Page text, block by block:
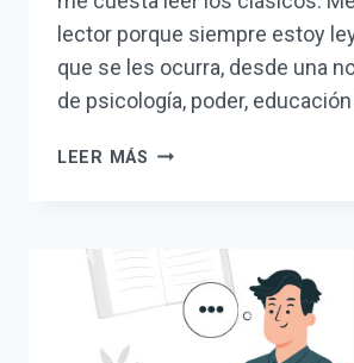
lector porque siempre estoy
que se les ocurra, desde una
de psicología, poder,
LEER MÁS COMENTARIOS
ESTRATÉGICO.